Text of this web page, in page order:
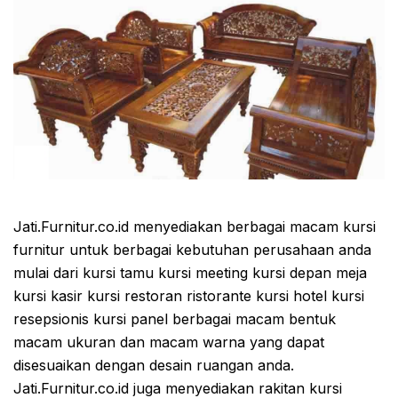
Jati.Furnitur.co.id menyediakan berbagai macam kursi
furnitur untuk berbagai kebutuhan perusahaan anda
mulai dari kursi tamu kursi meeting kursi depan meja
kursi kasir kursi restoran ristorante kursi hotel kursi
resepsionis kursi panel berbagai macam bentuk
macam ukuran dan macam warna yang dapat
disesuaikan dengan desain ruangan anda.
Jati.Furnitur.co.id juga menyediakan rakitan kursi